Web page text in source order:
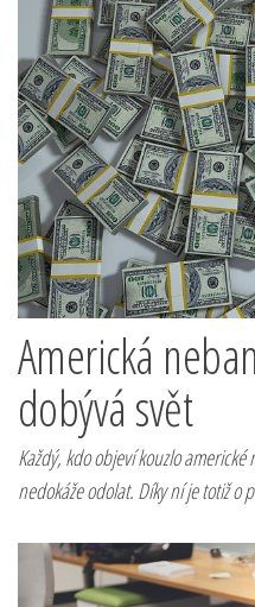
Americká
dobývá svět
Každý, kdo objeví kouzlo
nedokáže odolat. Díky ní je totiž o